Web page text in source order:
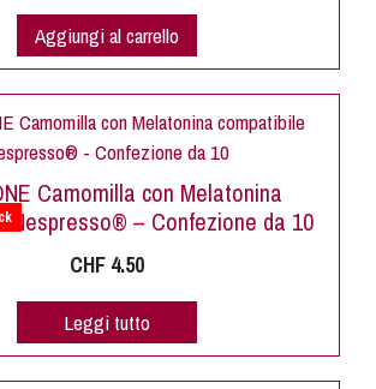
Aggiungi al carrello
Camomilla con Melatonina
Nespresso® – Confezione da 10
CHF 4.50
Leggi tutto